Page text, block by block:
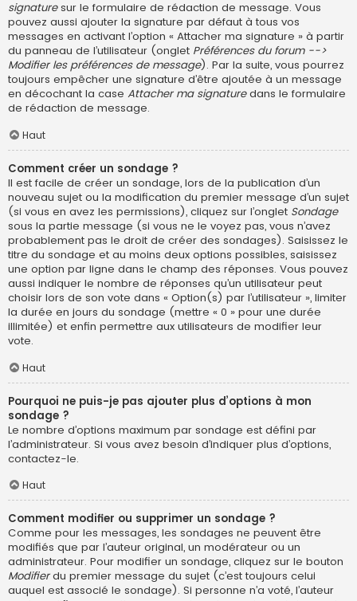
signaturesur le formulaire de rédaction de message. Vous
pouvez aussi ajouter la signature par défaut à tous vos
messages en activant l’option « Attacher ma signature » à partir
du panneau de l’utilisateur (onglet Préférences du forum -->
Modifier les préférences de message). Par la suite, vous pourrez
toujours empêcher une signature d’être ajoutée à un message
en décochant la case Attacher ma signaturedans le formulaire
de rédaction de message.
Haut
Comment créer un sondage ?
Il est facile de créer un sondage, lors de la publication d’un
nouveau sujet ou la modification du premier message d’un sujet
(si vous en avez les permissions), cliquez sur l’onglet Sondage
sous la partie message (si vous ne le voyez pas, vous n’avez
probablement pas le droit de créer des sondages). Saisissez le
titre du sondage et au moins deux options possibles, saisissez
une option par ligne dans le champ des réponses. Vous pouvez
aussi indiquer le nombre de réponses qu’un utilisateur peut
choisir lors de son vote dans « Option(s) par l’utilisateur », limiter
la durée en jours du sondage (mettre « 0 » pour une durée
illimitée) et enfin permettre aux utilisateurs de modifier leur
vote.
Haut
Pourquoi ne puis-je pas ajouter plus d’options à mon
sondage ?
Le nombre d’options maximum par sondage est défini par
l’administrateur. Si vous avez besoin d’indiquer plus d’options,
contactez-le.
Haut
Comment modifier ou supprimer un sondage ?
Comme pour les messages, les sondages ne peuvent être
modifiés que par l’auteur original, un modérateur ou un
administrateur. Pour modifier un sondage, cliquez sur le bouton
Modifierdu premier message du sujet (c’est toujours celui
auquel est associé le sondage). Si personne n’a voté, l’auteur